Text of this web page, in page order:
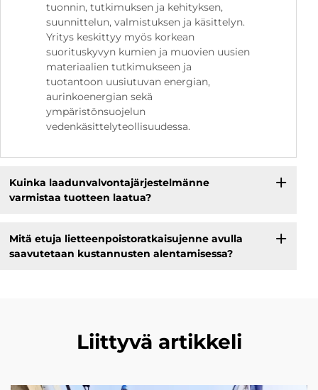
tuonnin, tutkimuksen ja kehityksen,
suunnittelun, valmistuksen ja käsittelyn.
Yritys keskittyy myös korkean
suorituskyvyn kumien ja muovien uusien
materiaalien tutkimukseen ja
tuotantoon uusiutuvan energian,
aurinkoenergian sekä
ympäristönsuojelun
vedenkäsittelyteollisuudessa.
Kuinka laadunvalvontajärjestelmänne
varmistaa tuotteen laatua?
Mitä etuja lietteenpoistoratkaisujenne avulla
saavutetaan kustannusten alentamisessa?
Liittyvä artikkeli